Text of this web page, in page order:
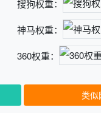
搜狗权重：
神马权重：
360权重：
类